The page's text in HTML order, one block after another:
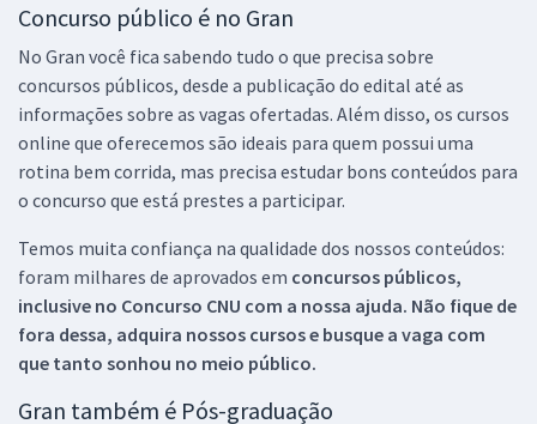
Concurso público é no Gran
No Gran você fica sabendo tudo o que precisa sobre
concursos públicos, desde a publicação do edital até as
informações sobre as vagas ofertadas. Além disso, os cursos
online que oferecemos são ideais para quem possui uma
rotina bem corrida, mas precisa estudar bons conteúdos para
o concurso que está prestes a participar.
Temos muita confiança na qualidade dos nossos conteúdos:
foram milhares de aprovados em concursos públicos,
inclusive no Concurso CNU com a nossa ajuda. Não fique de
fora dessa, adquira nossos cursos e busque a vaga com
que tanto sonhou no meio público.
Gran também é Pós-graduação